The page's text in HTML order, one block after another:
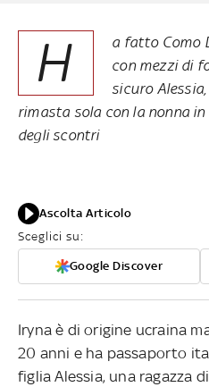
H
a fatto Como
con mezzi di
sicuro
rimasta sola con la nonna
degli scontri
Ascolta Articolo
Sceglici su:
Google Discover
Iryna è di origine ucraina
20 anni e ha passaporto
figlia Alessia, una ragazza